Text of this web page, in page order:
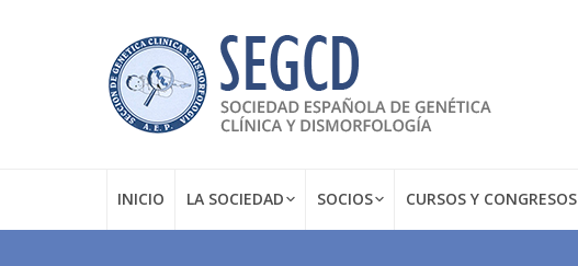
INICIO LA SOCIEDAD SOCIOS CURSOS Y CONGRESOS